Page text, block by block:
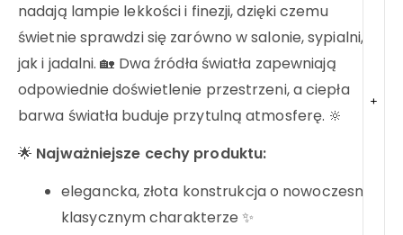
+
nadają lampie lekkości i finezji, dzięki czemu
świetnie sprawdzi się zarówno w salonie, sypialni,
jak i jadalni. 🏡 Dwa źródła światła zapewniają
odpowiednie doświetlenie przestrzeni, a ciepła
barwa światła buduje przytulną atmosferę. 🔆
🌟 Najważniejsze cechy produktu:
elegancka, złota konstrukcja o nowoczesno-
klasycznym charakterze ✨